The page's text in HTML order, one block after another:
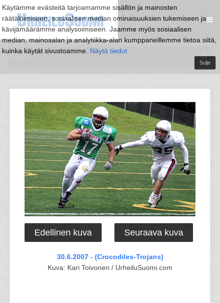
Käytämme evästeitä tarjoamamme sisällön ja mainosten
räätälöimiseen, sosiaalisen median ominaisuuksien tukemiseen ja
kävijämäärämme analysoimiseen. Jaamme myös sosiaalisen
median, mainosalan ja analytiikka-alan kumppaneillemme tietoa siitä,
kuinka käytät sivustoamme. Näytä tiedot
Sulje
Edellinen kuva Seuraava kuva
30.6.2007 - (Crocodiles-Trojans)
Kuva: Kari Toivonen / UrheiluSuomi.com